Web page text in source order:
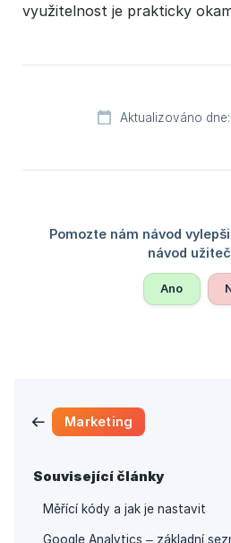
Marketing
Související články
Měřící kódy a jak je nastavit
Google Analytics – základní
využitelnost je prakticky
Aktualizováno
Ano